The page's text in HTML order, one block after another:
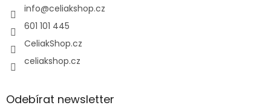
info@celiakshop.cz
601 101 445
CeliakShop.cz
celiakshop.cz
Odebírat newsletter